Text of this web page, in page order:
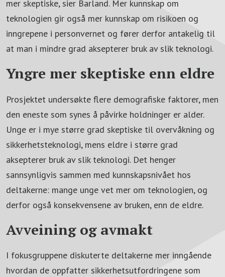
mer skeptiske, sier Barland. Mer kunnskap om
teknologien gir også mer kunnskap om risikoen og
inngrepene i personvernet og fører derfor antakelig til
at man i mindre grad aksepterer bruk av slik teknologi.
Yngre mer skeptiske enn eldre
Prosjektet undersøkte flere demografiske faktorer, men
den eneste som synes å påvirke holdninger er alder.
Unge er i mye større grad skeptiske til overvåkning og
sikkerhetsteknologi, mens eldre i større grad
aksepterer bruk av slik teknologi. Det henger
sannsynligvis sammen med kunnskapsnivået hos
deltakerne: mange unge vet mer om teknologien, og
derfor også konsekvensene av bruken, enn de eldre.
Avveining og avmakt
I fokusgruppene diskuterte deltakerne mer inngående
hvordan de oppfatter sikkerhetsutfordringene som